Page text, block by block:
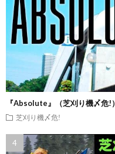
『Absolute』（芝刈り機〆危!）
芝刈り機〆危!